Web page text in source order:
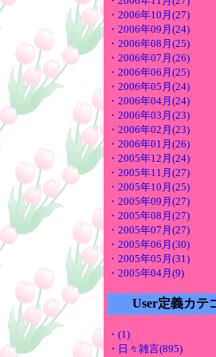
・2006年10月(27)
・2006年09月(24)
・2006年08月(25)
・2006年07月(26)
・2006年06月(25)
・2006年05月(24)
・2006年04月(24)
・2006年03月(23)
・2006年02月(23)
・2006年01月(26)
・2005年12月(24)
・2005年11月(27)
・2005年10月(25)
・2005年09月(27)
・2005年08月(27)
・2005年07月(27)
・2005年06月(30)
・2005年05月(31)
・2005年04月(9)
User定義カテ
・(1)
・日々雑言(895)